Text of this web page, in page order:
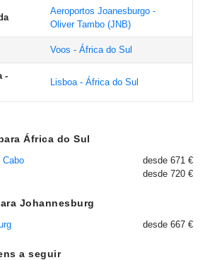
Aeroportos Joanesburgo -
Oliver Tambo (JNB)
Voos - África do Sul
-
Lisboa - África do Sul
África do Sul
Cabo
desde 671 €
desde 720 €
Johannesburg
desde 667 €
a seguir